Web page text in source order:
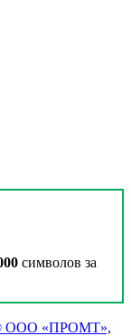
символов за
ООО «ПРОМТ»,